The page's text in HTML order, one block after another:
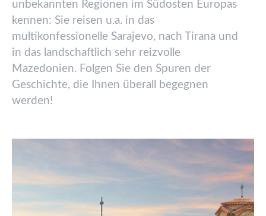
unbekannten Regionen im Südosten Europas
kennen: Sie reisen u.a. in das
multikonfessionelle Sarajevo, nach Tirana und
in das landschaftlich sehr reizvolle
Mazedonien. Folgen Sie den Spuren der
Geschichte, die Ihnen ü berall begegnen
werden!